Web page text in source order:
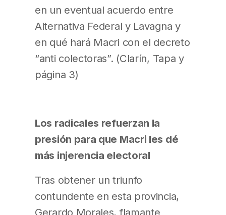
en un eventual acuerdo entre
Alternativa Federal y Lavagna y
en qué hará Macri con el decreto
“anti colectoras”. (Clarín, Tapa y
página 3)
Los radicales refuerzan la
presión para que Macri les dé
más injerencia electoral
Tras obtener un triunfo
contundente en esta provincia,
Gerardo Morales, flamante